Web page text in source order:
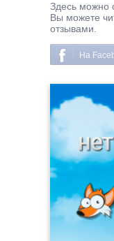
Здесь можно
Вы можете
отзывами.
На